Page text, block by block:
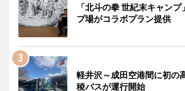
「北斗の拳 世紀末キャン
プ場がコラボプラン提供
軽井沢～成田空港間に初
稜バスが運行開始